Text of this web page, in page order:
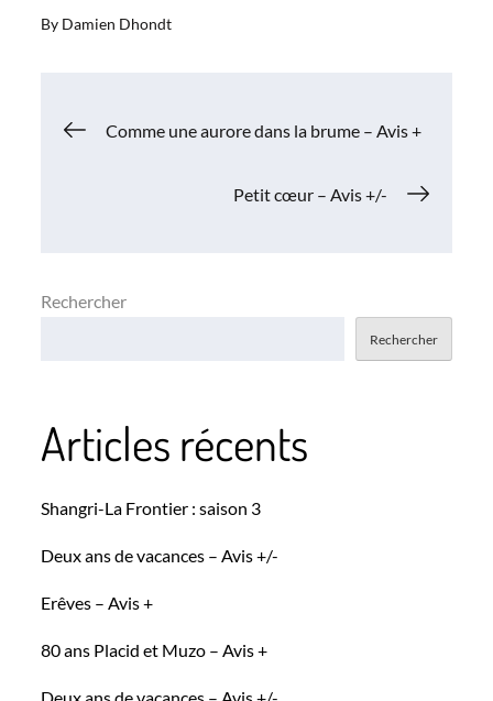
By Damien Dhondt
Navigation
Comme une aurore dans la brume – Avis +
Petit cœur – Avis +/-
Rechercher
Rechercher
Articles récents
Shangri-La Frontier : saison 3
Deux ans de vacances – Avis +/-
Erêves – Avis +
80 ans Placid et Muzo – Avis +